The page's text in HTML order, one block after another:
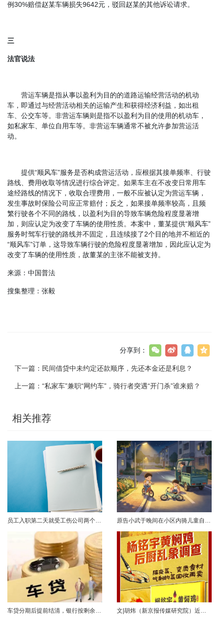
例30%赔偿赵某车辆损失9642元，驳回赵某的其他诉讼请求。
三
法官说法
营运车辆是指从事以盈利为目的的道路运输经营活动的机动
车，即通过与经营活动相关的运输产生和获得经济利益，如出租
车、公交车等。非营运车辆则是指不以盈利为目的使用的机动车，
如私家车、单位自用车等。非营运车辆通常不被允许参加营运活
动。
提供“顺风车”服务是否构成营运活动，应根据其接单频率、行驶
路线、费用收取等情况进行综合评定。如果车主在不改变日常用车
途经路线的情况下，收取合理费用，一般不应被认定为营运车辆，
发生事故时保险公司应正常赔付；反之，如果接单频率较高，且频
繁行驶各个不同的路线，以盈利为目的导致车辆危险程度显著增
加，则应认定为改变了车辆的使用性质。本案中，董某提供“顺风车”
服务时驾车行驶的路线并不固定，且连续接了2个目的地并不相近的
“顺风车”订单，这导致车辆行驶的危险程度显著增加，因此应认定为
改变了车辆的使用性质，故董某的主张不能被支持。
来源：中国普法
搜集整理：张毅
分享到：
下一篇： 民间借贷中未约定还款顺序，先还本金还是利息？
上一篇： “私家车”兼职“网约车”，骑行者突遇“开门杀”谁来赔？
相关推荐
车贷分期后提前结清，银行按剩余未摊本金9%收取违约金，借款人以条款无效、标准过高诉至法院，能否得到支持？近日，株洲市天元区法院审理了这起案件。（图源网络 侵删）基本案情2025年2月4日，李四（化名）与某银行分行签订汽车分期借款合同，约定借款46万元、分期60期偿还，按等本等息方式还款；合同明确提前还款违约金按剩余未摊本金9%收取，提前还款申请无法撤销，正常还款满24期提前还款可免收违约金。相关条...... 文|胡炜（新京报传媒研究院）近日，《经济参考报》的一篇关于婴幼儿纸尿裤的调查报道引爆舆论。涉事品牌、检测机构、行业协会先后发声，各方说法相互矛盾，公众焦虑情绪持续发酵。当事件陷入“罗生门”时，有一种声音悄然流传：媒体盯着问题不放，是在刻意挑刺，就是“找茬”。真是这样吗？中国行业报协会于6月23日公开发声，明确支持《经济参考报》的舆论监督行为，并呼吁社会各界支持媒体监督，推动行业规范与治理升级。 0......